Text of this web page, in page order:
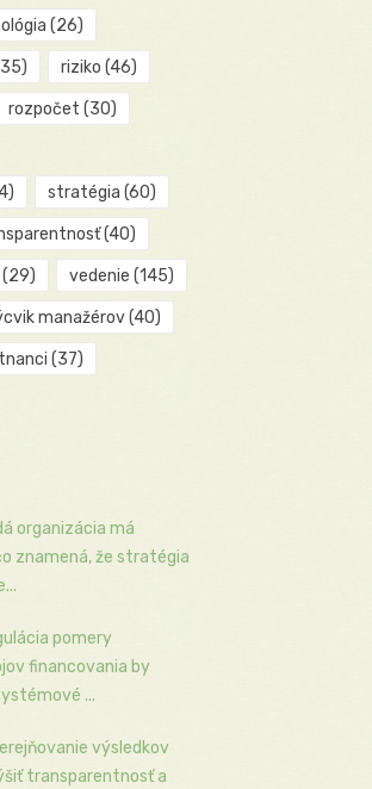
(26)
riziko (46)
rozpočet (30)
stratégia (60)
(40)
(29) vedenie (145)
manažérov(40)
(37)
organizácia má
znamená, že stratégia
pomery
financovania by
...
výsledkov
transparentnosť a